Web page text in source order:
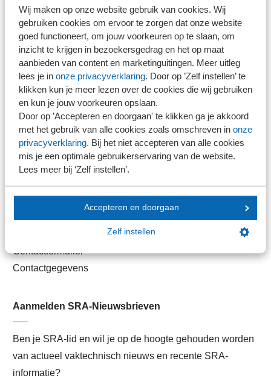
Wij maken op onze website gebruik van cookies. Wij
gebruiken cookies om ervoor te zorgen dat onze website
goed functioneert, om jouw voorkeuren op te slaan, om
inzicht te krijgen in bezoekersgedrag en het op maat
aanbieden van content en marketinguitingen. Meer uitleg
lees je in onze privacyverklaring. Door op ’Zelf instellen’ te
klikken kun je meer lezen over de cookies die wij gebruiken
en kun je jouw voorkeuren opslaan.
Door op ’Accepteren en doorgaan' te klikken ga je akkoord
met het gebruik van alle cookies zoals omschreven in onze
privacyverklaring. Bij het niet accepteren van alle cookies
mis je een optimale gebruikerservaring van de website.
Lees meer bij ‘Zelf instellen’.
Accepteren en doorgaan
Zelf instellen
Branche in Zicht
Dossiers
Kantoorvinder
Nieuwsbank
Handige links
Veilig bestanden delen
SRA-gecertificeerd
Werken bij SRA
Contact
Contactformulier
Contactgegevens
Aanmelden SRA-Nieuwsbrieven
Ben je SRA-lid en wil je op de hoogte gehouden worden
van actueel vaktechnisch nieuws en recente SRA-
informatie?